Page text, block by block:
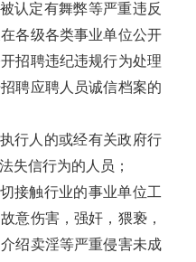
认定有舞弊等严重违反
各级各类事业单位公开
招聘违纪违规行为处理
聘应聘人员诚信档案的
行人的或经有关政府行
失信行为的人员；
接触行业的事业单位工
意伤害，强奸，猥亵，
绍卖淫等严重侵害未成